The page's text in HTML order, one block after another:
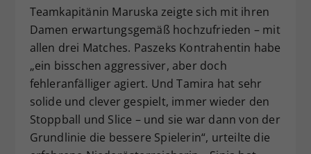
Teamkapitänin Maruska zeigte sich mit ihren
Damen erwartungsgemäß hochzufrieden – mit
allen drei Matches. Paszeks Kontrahentin habe
„ein bisschen aggressiver, aber doch
fehleranfälliger agiert. Und Tamira hat sehr
solide und clever gespielt, immer wieder den
Stoppball und Slice – und sie war dann von der
Grundlinie die bessere Spielerin“, urteilte die